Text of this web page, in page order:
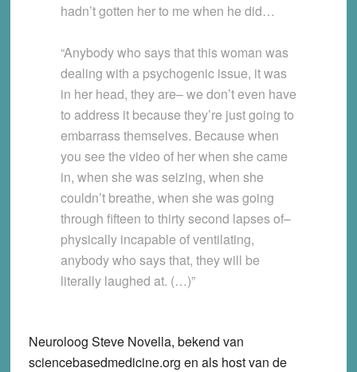
hadn’t gotten her to me when he did…
“Anybody who says that this woman was
dealing with a psychogenic issue, it was
in her head, they are– we don’t even have
to address it because they’re just going to
embarrass themselves. Because when
you see the video of her when she came
in, when she was seizing, when she
couldn’t breathe, when she was going
through fifteen to thirty second lapses of–
physically incapable of ventilating,
anybody who says that, they will be
literally laughed at. (…)”
Neuroloog Steve Novella, bekend van
sciencebasedmedicine.org en als host van de